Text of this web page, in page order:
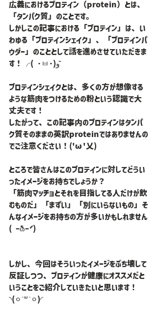
広義におけるプロテイン（protein）とは、
「タンパク質」のことです。
しかしこの記事における「プロテイン」は、い
わゆる「プロテインシェイク」、「プロテインパ
ウダー」のこととして話を進めさせていただきま
す！╭( ･ㅂ･)و ̑̑
プロテインシェイクとは、多くの方が想像する
ような筋肉をつけるための粉という認識で大
丈夫です！
したがって、この記事内のプロテインはタンパ
ク質そのままの英訳proteinではありませんの
でご注意ください！('ω'乂)
ところで皆さんはこのプロテインに対してどうい
ったイメージをお持ちでしょうか？
「筋肉マッチョとそれを目指してる人だけが飲
むものだ」「まずい」「別にいらないもの」そ
んなイメージをお持ちの方が多いかもしれません
( ｰ̀ὢｰ́ )
しかし、今回はそういったイメージをぶち壊して
反証しつつ、プロテインが健康にオススメだと
いうことをご紹介していきたいと思います！
◝(⚪︎˙꒳˙⚪︎)◜